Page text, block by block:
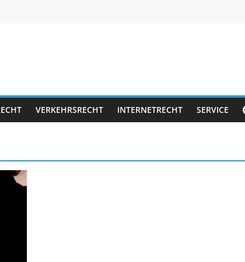
VERKEHRSRECHT INTERNETRECHT SERVICE